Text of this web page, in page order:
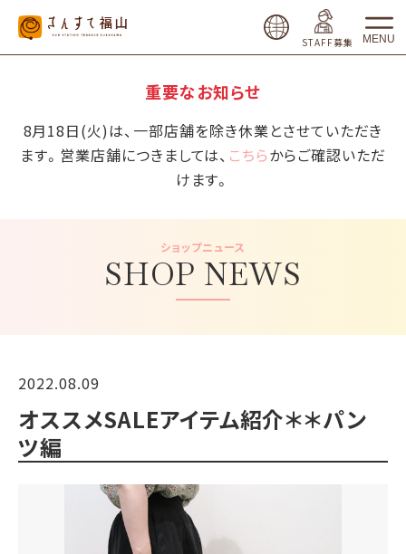
STAFF募集 MENU
重要なお知らせ
8月18日(火)は、一部店舗を除き休業とさせていただき
ます。営業店舗につきましては、 こちらからご確認いただ
けます。
SHOP NEWS
ショップニュース
2022.08.09
オススメSALEアイテム紹介＊＊パン
ツ編